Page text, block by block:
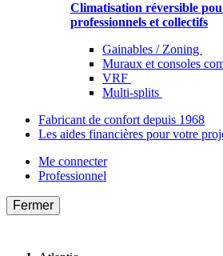
Climatisation réversible
professionnels et collectifs
Gainables / Zoning
Muraux et consoles
VRF
Multi-splits
Fabricant de confort depuis 1968
Les aides financières pour votre
Me connecter
Professionnel
Fermer